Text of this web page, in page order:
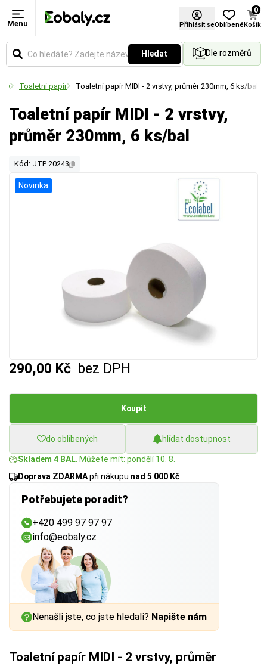
Menu Přihlásit seOblíbené
0
Košík
Hledat Dle rozměrů
Toaletní papír Toaletní papír MIDI - 2 vrstvy, průměr 230mm, 6 ks/bal
Toaletní papír MIDI - 2 vrstvy,
průměr 230mm, 6 ks/bal
Kód: JTP 20243
290,00 Kč bez DPH
Koupit
do oblíbených hlídat dostupnost
Skladem 4 BAL . Můžete mít: pondělí 10. 8.
Doprava ZDARMApři nákupu nad 5 000 Kč
Potřebujete poradit?
+420 499 97 97 97
info@eobaly.cz
Nenašli jste, co jste hledali? Napište nám
Novinka
Toaletní papír MIDI - 2 vrstvy, průměr